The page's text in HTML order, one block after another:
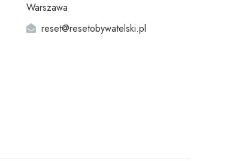
Warszawa
reset@resetobywatelski.pl